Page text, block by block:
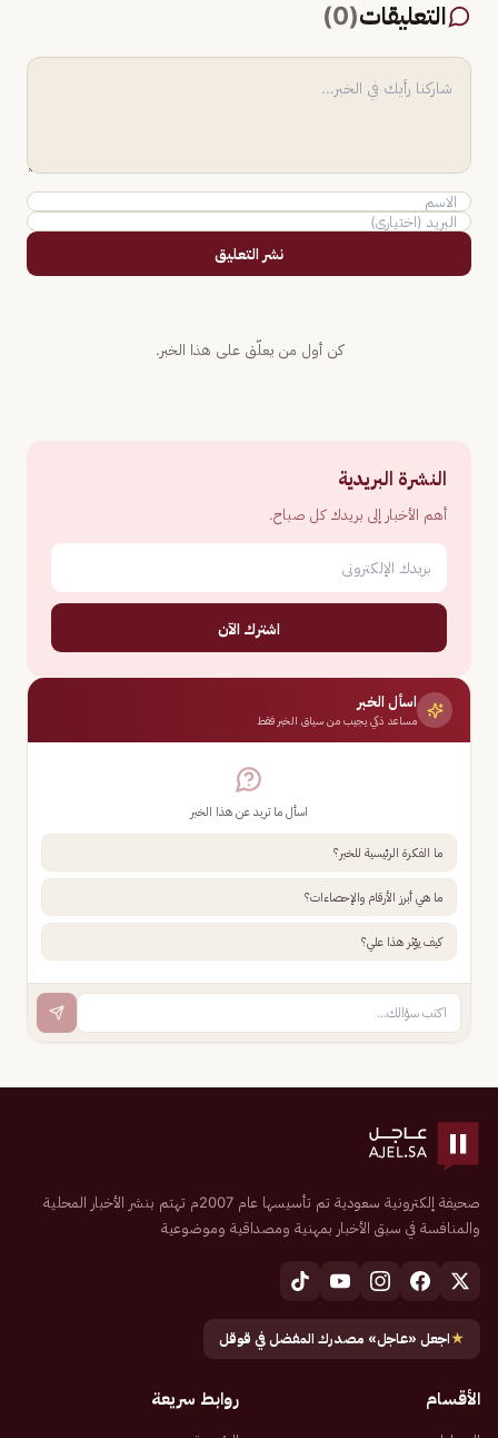
التعليقات(
0
)
نشر التعليق
كن أول من يعلّق على هذا الخبر.
النشرة البريدية
أهم الأخبار إلى بريدك كل صباح.
اشترك الآن
اسأل الخبر
مساعد ذكي يجيب من سياق الخبر فقط
اسأل ما تريد عن هذا الخبر
ما الفكرة الرئيسية للخبر؟
ما هي أبرز الأرقام والإحصاءات؟
كيف يؤثر هذا علي؟
صحيفة إلكترونية سعودية تم تأسيسها عام 2007م تهتم بنشر الأخبار المحلية
والمنافسة في سبق الأخبار بمهنية ومصداقية وموضوعية
★اجعل «عاجل» مصدرك المفضل في قوقل
الأقسام روابط سريعة